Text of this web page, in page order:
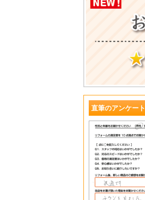
直筆のアンケート